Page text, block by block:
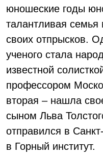
юношеские годы
талантливая
своих отпрысков.
ученого стала
известной
профессором
вторая – нашла
сыном Льва
отправился в
в Горный институт.